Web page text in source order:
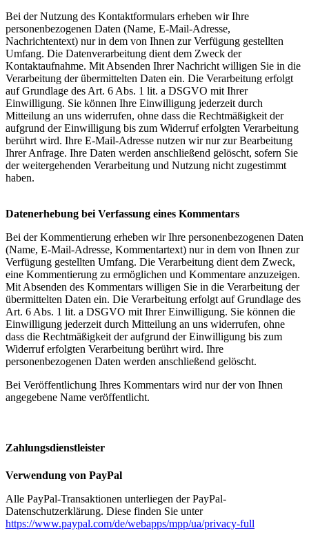
Bei der Nutzung des Kontaktformulars erheben wir Ihre
personenbezogenen Daten (Name, E-Mail-Adresse,
Nachrichtentext) nur in dem von Ihnen zur Verfügung gestellten
Umfang. Die Datenverarbeitung dient dem Zweck der
Kontaktaufnahme. Mit Absenden Ihrer Nachricht willigen Sie in die
Verarbeitung der übermittelten Daten ein. Die Verarbeitung erfolgt
auf Grundlage des Art. 6 Abs. 1 lit. a DSGVO mit Ihrer
Einwilligung. Sie können Ihre Einwilligung jederzeit durch
Mitteilung an uns widerrufen, ohne dass die Rechtmäßigkeit der
aufgrund der Einwilligung bis zum Widerruf erfolgten Verarbeitung
berührt wird. Ihre E-Mail-Adresse nutzen wir nur zur Bearbeitung
Ihrer Anfrage. Ihre Daten werden anschließend gelöscht, sofern Sie
der weitergehenden Verarbeitung und Nutzung nicht zugestimmt
haben.
Datenerhebung bei Verfassung eines Kommentars
Bei der Kommentierung erheben wir Ihre personenbezogenen Daten
(Name, E-Mail-Adresse, Kommentartext) nur in dem von Ihnen zur
Verfügung gestellten Umfang. Die Verarbeitung dient dem Zweck,
eine Kommentierung zu ermöglichen und Kommentare anzuzeigen.
Mit Absenden des Kommentars willigen Sie in die Verarbeitung der
übermittelten Daten ein. Die Verarbeitung erfolgt auf Grundlage des
Art. 6 Abs. 1 lit. a DSGVO mit Ihrer Einwilligung. Sie können die
Einwilligung jederzeit durch Mitteilung an uns widerrufen, ohne
dass die Rechtmäßigkeit der aufgrund der Einwilligung bis zum
Widerruf erfolgten Verarbeitung berührt wird. Ihre
personenbezogenen Daten werden anschließend gelöscht.
Bei Veröffentlichung Ihres Kommentars wird nur der von Ihnen
angegebene Name veröffentlicht.
Zahlungsdienstleister
Verwendung von PayPal
Alle PayPal-Transaktionen unterliegen der PayPal-
Datenschutzerklärung. Diese finden Sie unter
https://www.paypal.com/de/webapps/mpp/ua/privacy-full